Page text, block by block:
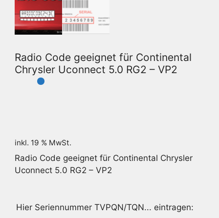
Radio Code geeignet für Continental
Chrysler Uconnect 5.0 RG2 – VP2
inkl. 19 % MwSt.
Radio Code geeignet für Continental Chrysler
Uconnect 5.0 RG2 – VP2
Hier Seriennummer TVPQN/TQN... eintragen: